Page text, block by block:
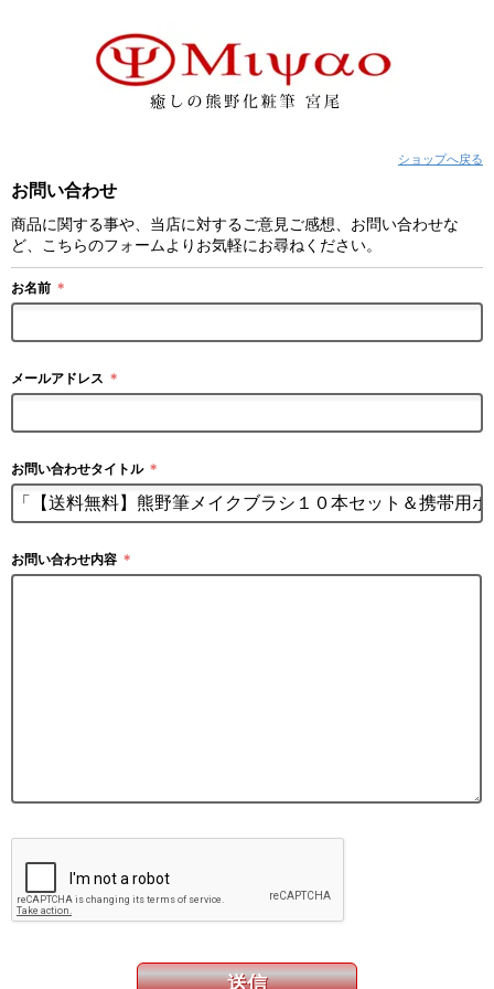
ショップへ戻る
お問い合わせ
商品に関する事や、当店に対するご意見ご感想、お問い合わせな
ど、こちらのフォームよりお気軽にお尋ねください。
お名前 ＊
メールアドレス ＊
お問い合わせタイトル ＊
お問い合わせ内容 ＊